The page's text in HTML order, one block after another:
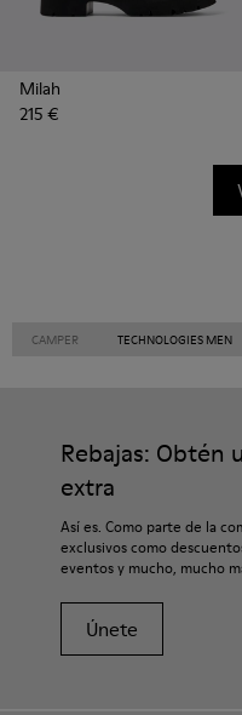
Milah
215 €
CAMPER TECHNOLOGIES MEN
Rebajas: Obtén
extra
Así es. Como parte de la
exclusivos como
eventos y mucho, mucho
Únete